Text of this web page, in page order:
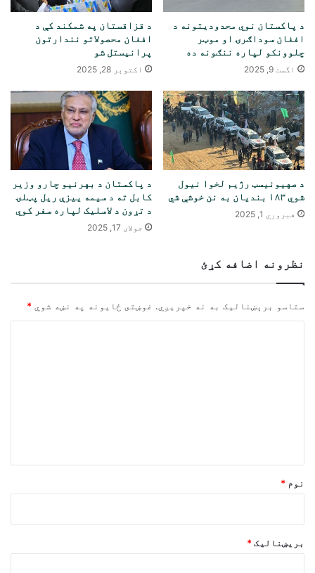
د پاکستان نوي محدودیتونه د
افغان سوداګرۍ او موټر
چلوونکو لپاره ننګونه ده
اگست 9, 2025
د قزاقستان په شمکند کې د
افغان محصولاتو نندارتون
پرانیستل شو
اکتوبر 28, 2025
د صهیونیسټ رژیم لخوا نیول
شوي ۱۸۳ بندیان به نن خوشې شي
فبروري 1, 2025
د پاکستان د بهرنیو چارو وزیر
کابل ته د سیمه ییزې ریل پټلۍ
د تړون د لاسلیک لپاره سفر کوي
جولای 17, 2025
نظرونه اضافه کړئ
ستاسو برېښناليک به نه خپريږي. غوښتى ځایونه په نښه شوي *
نوم *
بریښنالیک *